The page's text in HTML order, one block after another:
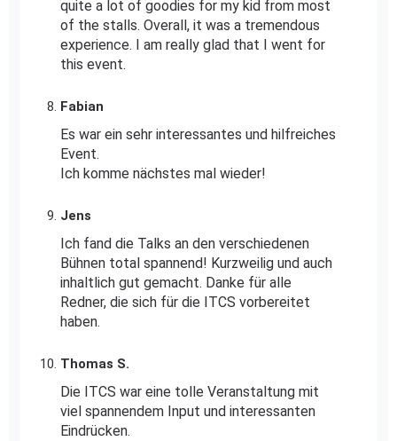
quite a lot of goodies for my kid from most
of the stalls. Overall, it was a tremendous
experience. I am really glad that I went for
this event.
Fabian
Es war ein sehr interessantes und hilfreiches
Event.
Ich komme nächstes mal wieder!
Jens
Ich fand die Talks an den verschiedenen
Bühnen total spannend! Kurzweilig und auch
inhaltlich gut gemacht. Danke für alle
Redner, die sich für die ITCS vorbereitet
haben.
Thomas S.
Die ITCS war eine tolle Veranstaltung mit
viel spannendem Input und interessanten
Eindrücken.